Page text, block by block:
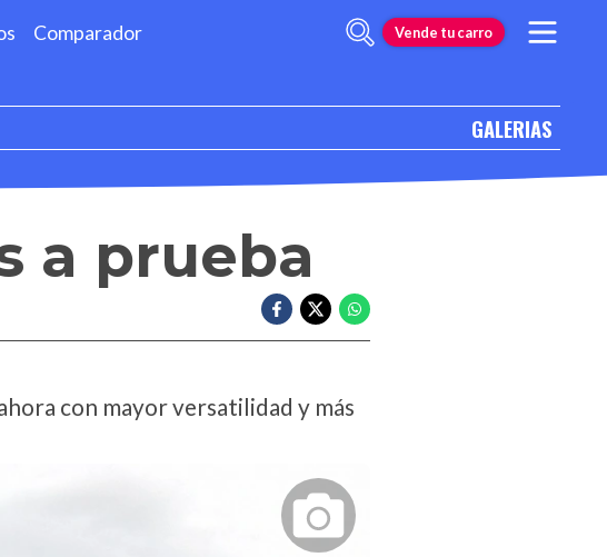
Comparador Vende tu carro
GALERIAS
a prueba
con mayor versatilidad y más